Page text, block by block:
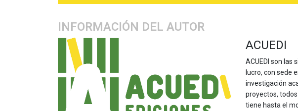
INFORMACIÓN DEL AUTOR
ACUEDI
ACUEDI son las
lucro, con sede
investigación
proyectos,
tiene hasta el